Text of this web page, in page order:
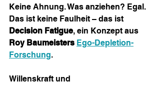
Keine Ahnung. Was anziehen? Egal.
Das ist keine Faulheit – das ist
Decision Fatigue, ein Konzept aus
Roy Baumeisters Ego-Depletion-
Forschung.
Willenskraft und